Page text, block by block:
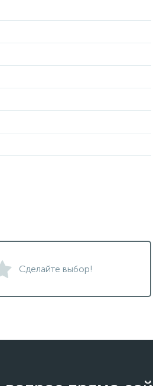
Сделайте выбор!